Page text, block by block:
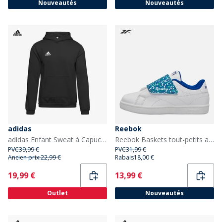
Nouveautés Nouveautés
adidas
adidas Enfant Sweat à Capuche Entrada 22 Noir
PVC39,99 €
Ancien prix:22,99 €
Current
19,99 €
Outlet
Reebok
Reebok Baskets tout-petits avec fermeture scratch style tribunal Blanc/Vector Blue/Vector Blue
PVC31,99 €
Rabais18,00 €
Current
13,99 €
Nouveautés